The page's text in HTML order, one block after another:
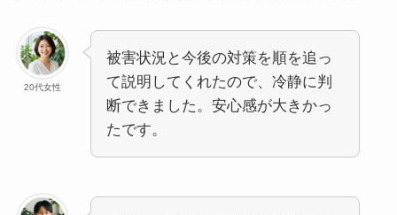
20代女性
被害状況と今後の対策を順を追っ
て説明してくれたので、冷静に判
断できました。安心感が大きかっ
たです。